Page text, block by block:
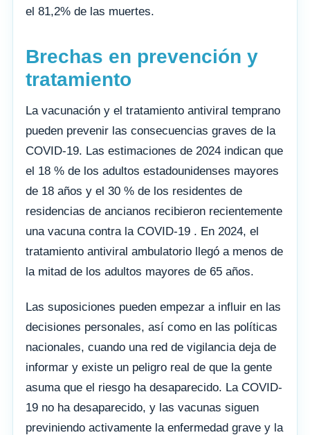
el 81,2% de las muertes.
Brechas en prevención y
tratamiento
La vacunación y el tratamiento antiviral temprano
pueden prevenir las consecuencias graves de la
COVID-19. Las estimaciones de 2024 indican que
el 18 % de los adultos estadounidenses mayores
de 18 años y el 30 % de los residentes de
residencias de ancianos recibieron recientemente
una vacuna contra la COVID-19 . En 2024, el
tratamiento antiviral ambulatorio llegó a menos de
la mitad de los adultos mayores de 65 años.
Las suposiciones pueden empezar a influir en las
decisiones personales, así como en las políticas
nacionales, cuando una red de vigilancia deja de
informar y existe un peligro real de que la gente
asuma que el riesgo ha desaparecido. La COVID-
19 no ha desaparecido, y las vacunas siguen
previniendo activamente la enfermedad grave y la